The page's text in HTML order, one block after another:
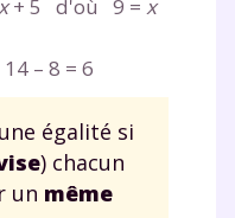
+ 5 d'où 9 = x
14 – 8 = 6
une égalité si
) chacun
un même